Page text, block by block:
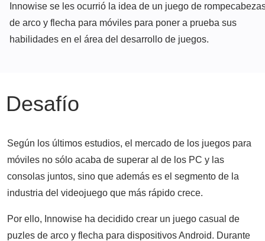
Innowise se les ocurrió la idea de un juego de
de arco y flecha para móviles para poner a prueba sus
habilidades en el área del desarrollo de juegos.
Desafío
Según los últimos estudios, el mercado de los juegos para
móviles no sólo acaba de superar al de los PC y las
consolas juntos, sino que además es el segmento de la
industria del videojuego que más rápido crece.
Por ello, Innowise ha decidido crear un juego casual de
puzles de arco y flecha para dispositivos Android. Durante